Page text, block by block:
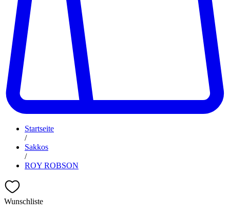
Startseite
/
Sakkos
/
ROY ROBSON
Wunschliste